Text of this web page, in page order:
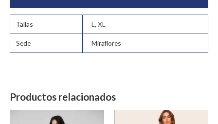
Tallas L,XL
Sede Miraflores
Productos relacionados